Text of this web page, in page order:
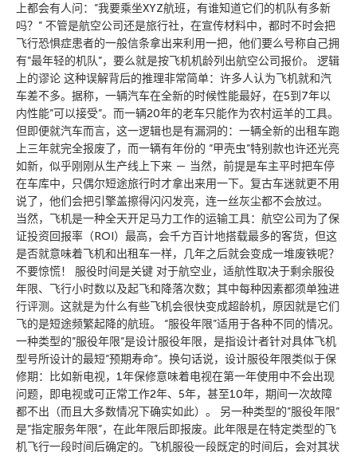
上都会有人问：”我要乘坐XYZ航班，有谁知道它们的机队有多新
吗？” 不管是航空公司还是旅行社，在宣传材料中，都时不时会把
飞行恐惧症患者的一般信条拿出来利用一把，他们要么号称自己拥
有”最年轻的机队”，要么就是按飞机机龄列出航空公司报价。 逻辑
上的谬论 这种误解背后的推理非常简单：许多人认为飞机就和汽
车差不多。据称，一辆汽车在全新的时候性能最好，在5到7年以
内性能”可以接受”。而一辆20年的老车只能作为农村运羊的工具。
但即便就汽车而言，这一逻辑也是有漏洞的：一辆全新的出租车跑
上三年就完全报废了，而一辆有年份的 “甲壳虫”特别款也许还光亮
如新，似乎刚刚从生产线上下来 － 当然，前提是车主平时把车停
在车库中，只偶尔短途旅行时才拿出来用一下。复古车迷就更不用
说了，他们会把引擎盖擦得闪闪发亮，连一丝灰尘都不会放过。
当然，飞机是一种全天开足马力工作的运输工具：航空公司为了保
证投资回报率（ROI）最高，会千方百计地搭载最多的客货，但这
是否就意味着飞机和出租车一样，几年之后就会变成一堆废铁呢？
不要惊慌！ 服役时间是关键 对于航空业，适航性取决于剩余服役
年限、飞行小时数以及起飞和降落次数；其中每种因素都须单独进
行评测。这就是为什么有些飞机会很快变成超龄机，原因就是它们
飞的是短途频繁起降的航班。 “服役年限”适用于各种不同的情况。
一种类型的”服役年限”是设计服役年限，是指设计者针对具体飞机
型号所设计的最短”预期寿命”。换句话说，设计服役年限类似于保
修期：比如新电视，1年保修意味着电视在第一年使用中不会出现
问题，即电视或可正常工作2年、5年，甚至10年，期间一次故障
都不出（而且大多数情况下确实如此）。 另一种类型的”服役年限”
是”指定服务年限”，在此年限后即报废。此年限是在特定类型的飞
机飞行一段时间后确定的。飞机服役一段既定的时间后，会对其状